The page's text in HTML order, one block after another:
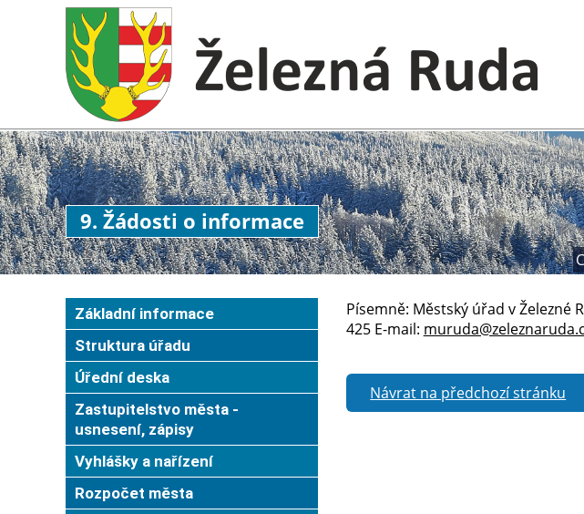
9. Žádosti o informace
Základní informace
Struktura úřadu
Úřední deska
Zastupitelstvo města -
usnesení, zápisy
Vyhlášky a nařízení
Rozpočet města
Písemně: Městský úřad v Železné
425 E-mail:
Návrat na předchozí stránku